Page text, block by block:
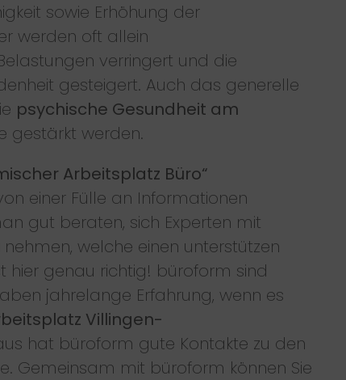
sowie Erhöhung der
werden oft allein
verringert und die
gesteigert. Auch das generelle
psychische Gesundheit am
gestärkt werden.
Arbeitsplatz Büro“
einer Fülle an Informationen
gut beraten, sich Experten mit
welche einen unterstützen
hier genau richtig! büroform sind
jahrelange Erfahrung, wenn es
Villingen-
hat büroform gute Kontakte zu den
Gemeinsam mit büroform können Sie